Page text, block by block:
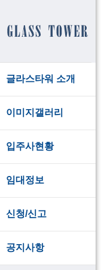
글라스타워 소개
이미지갤러리
입주사현황
임대정보
신청/신고
공지사항